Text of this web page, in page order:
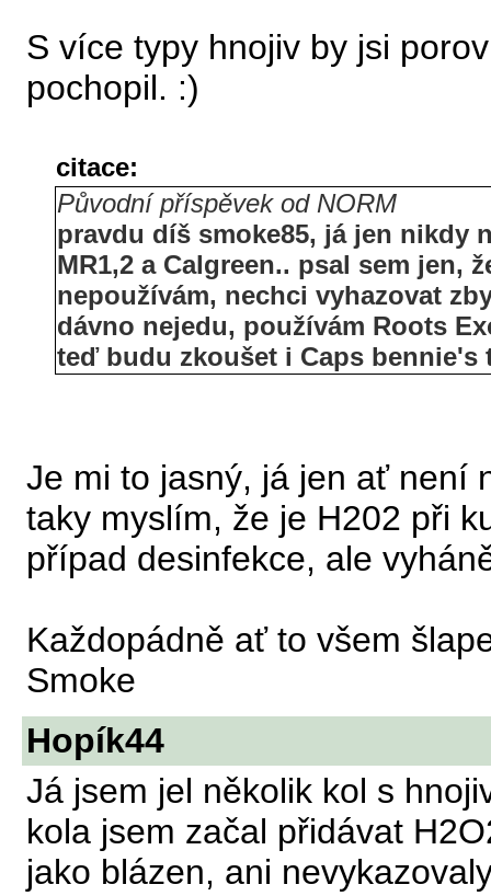
S více typy hnojiv by jsi
pochopil. :)
citace:
Původní příspěvek od NORM
pravdu díš smoke85, já jen nikdy
MR1,2 a Calgreen.. psal sem jen,
nepoužívám, nechci vyhazovat
dávno nejedu, používám Roots
teď budu zkoušet i Caps
Je mi to jasný, já jen ať není
taky myslím, že je H202 při
případ desinfekce, ale
Každopádně ať to všem
Smoke
Hopík44
Já jsem jel několik kol s
kola jsem začal přidávat
jako blázen, ani